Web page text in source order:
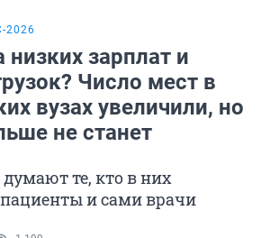
2026
низких зарплат и
Число мест в
вузах увеличили, но
не станет
те, кто в них
и сами врачи